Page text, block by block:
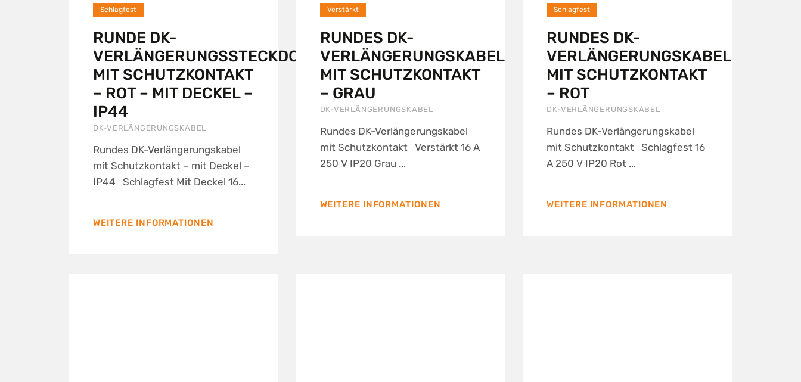
Schlagfest
RUNDE DK-
VERLÄNGERUNGSSTECKDOSE
MIT SCHUTZKONTAKT
– ROT – MIT DECKEL –
IP44
DK-VERLÄNGERUNGSKABEL
Rundes DK-Verlängerungskabel
mit Schutzkontakt – mit Deckel –
IP44 Schlagfest Mit Deckel 16...
WEITERE INFORMATIONEN
Verstärkt
RUNDES DK-
VERLÄNGERUNGSKABEL
MIT SCHUTZKONTAKT
– GRAU
DK-VERLÄNGERUNGSKABEL
Rundes DK-Verlängerungskabel
mit Schutzkontakt Verstärkt 16 A
250 V IP20 Grau ...
WEITERE INFORMATIONEN
Schlagfest
RUNDES DK-
VERLÄNGERUNGSKABEL
MIT SCHUTZKONTAKT
– ROT
DK-VERLÄNGERUNGSKABEL
Rundes DK-Verlängerungskabel
mit Schutzkontakt Schlagfest 16
A 250 V IP20 Rot ...
WEITERE INFORMATIONEN